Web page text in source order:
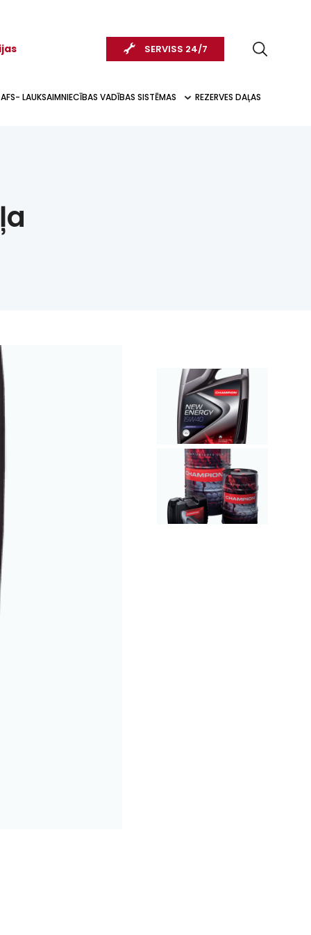
SERVISS 24/7
AFS- LAUKSAIMNIECĪBAS VADĪBAS SISTĒMAS REZERVES DAĻAS